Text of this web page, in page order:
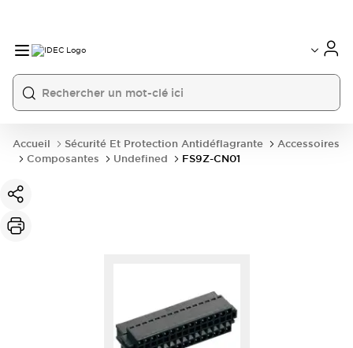
Accueil Sécurité Et Protection Antidéflagrante
Accessoires
Composantes
Undefined FS9Z-CN01